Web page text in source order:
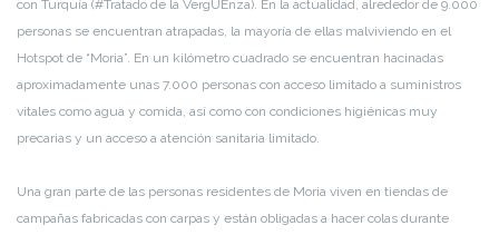
con Turquía (#Tratado de la VergÜEnza). En la actualidad, alrededor de 9.000
personas se encuentran atrapadas, la mayoría de ellas malviviendo en el
Hotspot de “Moria”. En un kilómetro cuadrado se encuentran hacinadas
aproximadamente unas 7.000 personas con acceso limitado a suministros
vitales como agua y comida, así como con condiciones higiénicas muy
precarias y un acceso a atención sanitaria limitado.
Una gran parte de las personas residentes de Moria viven en tiendas de
campañas fabricadas con carpas y están obligadas a hacer colas durante